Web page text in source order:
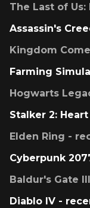
The Last of
Assassin's
Kingdom
Farming
Hogwarts
Stalker 2:
Elden Ring -
Cyberpunk
Baldur's Gate
Diablo IV -